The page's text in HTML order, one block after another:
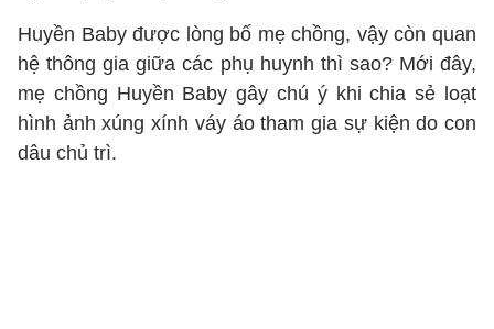
Huyền Baby được lòng bố mẹ chồng, vậy còn quan
hệ thông gia giữa các phụ huynh thì sao? Mới đây,
mẹ chồng Huyền Baby gây chú ý khi chia sẻ loạt
hình ảnh xúng xính váy áo tham gia sự kiện do con
dâu chủ trì.